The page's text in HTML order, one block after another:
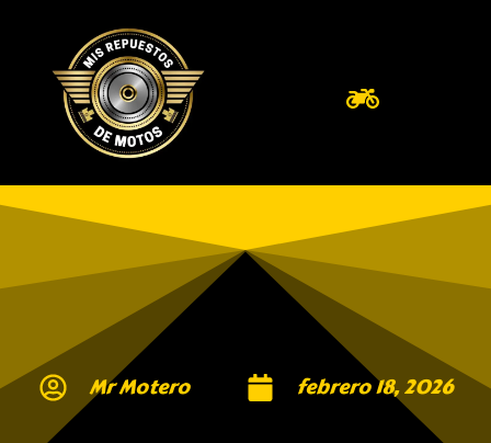
Mr Motero febrero 18, 2026